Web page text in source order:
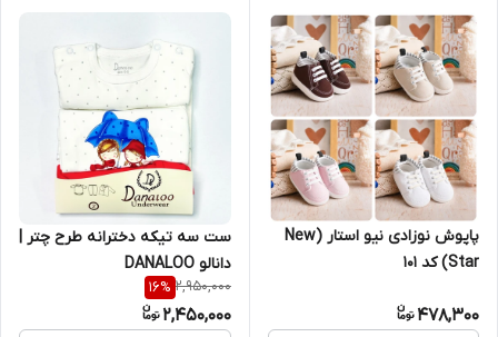
پاپوش نوزادی نیو استار (New
Star) کد 101
478,300
ست سه تیکه دخترانه طرح چتر |
دانالو DANALOO
2,950,000
16%
2,450,000